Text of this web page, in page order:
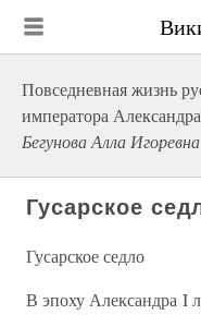
Повседневная жизнь
императора
Бегунова Алла Игоревна
Гусарское
Гусарское седло
В эпоху Александра I